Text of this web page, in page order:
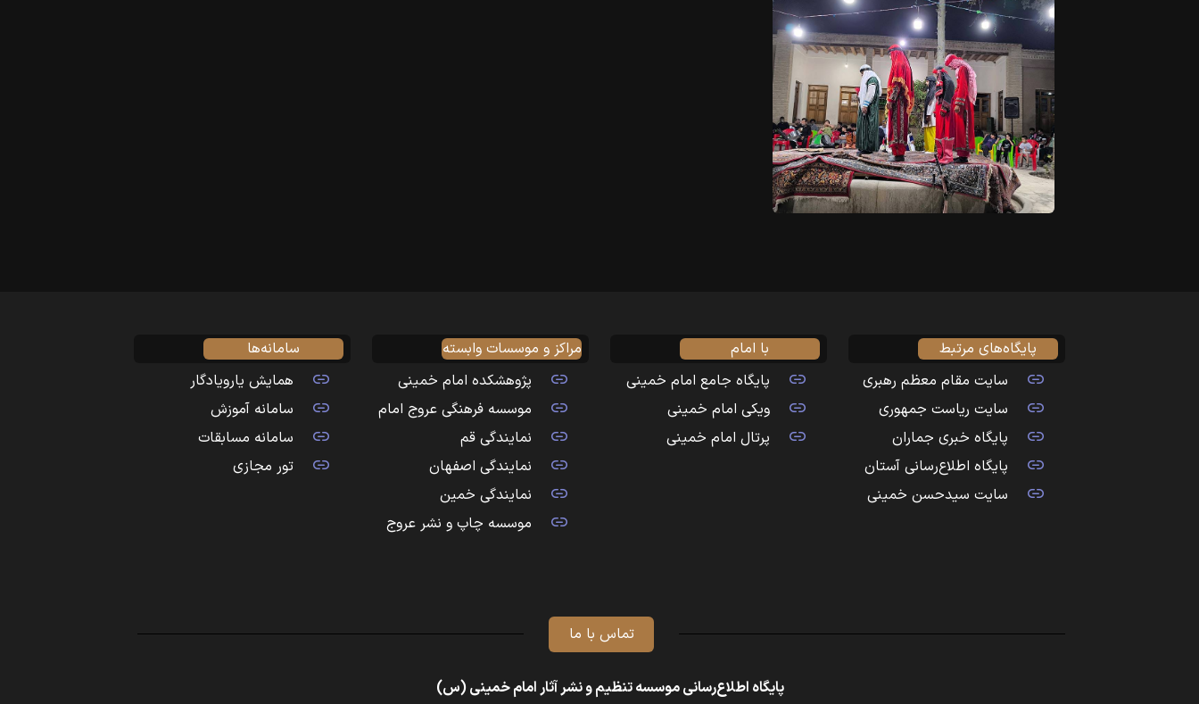
پایگاه‌های مرتبط
سایت مقام معظم رهبری
سایت ریاست جمهوری
پایگاه خبری جماران
پایگاه اطلاع‌رسانی آستان
سایت سیدحسن خمینی
با امام
پایگاه جامع امام خمینی
ویکی امام خمینی
پرتال امام خمینی
مراکز و موسسات وابسته
پژوهشکده امام خمینی
موسسه فرهنگی عروج امام
نمایندگی قم
نمایندگی اصفهان
نمایندگی خمین
موسسه چاپ و نشر عروج
سامانه‌ها
همایش یارویادگار
سامانه آموزش
سامانه مسابقات
تور مجازی
تماس با ما
پایگاه اطلاع‌رسانی موسسه تنظیم و نشر آثار امام خمینی (س)